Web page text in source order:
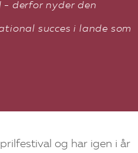
derfor nyder den
succes i lande som
og har igen i år